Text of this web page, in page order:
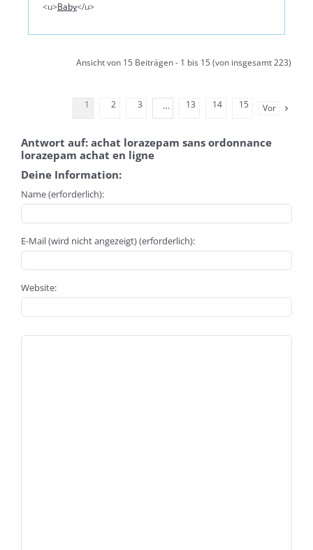
<u>Baby</u>
Ansicht von 15 Beiträgen - 1 bis 15 (von insgesamt 223)
1 2 3 … 13 14 15 Vor
Antwort auf: achat lorazepam sans ordonnance
lorazepam achat en ligne
Deine Information:
Name (erforderlich):
E-Mail (wird nicht angezeigt) (erforderlich):
Website: